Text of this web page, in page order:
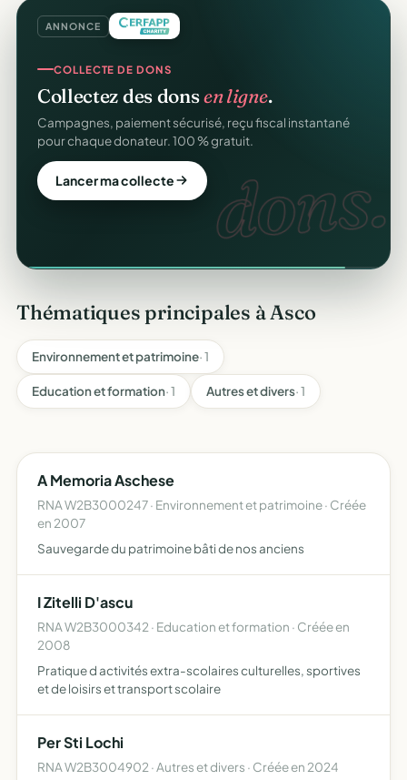
ANNONCE
dons.
COLLECTE DE DONS
Collectez des donsen ligne.
Campagnes, paiement sécurisé, reçu fiscal instantané
pour chaque donateur. 100 % gratuit.
Lancer ma collecte
Thématiques principales à Asco
Environnement et patrimoine· 1
Education et formation· 1 Autres et divers· 1
A Memoria Aschese
RNA W2B3000247 · Environnement et patrimoine · Créée
en 2007
Sauvegarde du patrimoine bâti de nos anciens
I Zitelli D'ascu
RNA W2B3000342 · Education et formation · Créée en
2008
Pratique d activités extra-scolaires culturelles, sportives
et de loisirs et transport scolaire
Per Sti Lochi
RNA W2B3004902 · Autres et divers · Créée en 2024